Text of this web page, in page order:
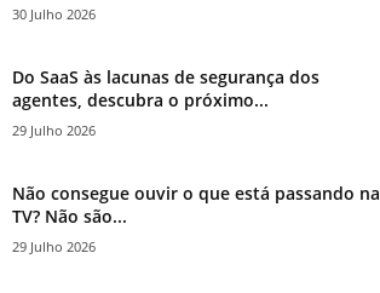
30 Julho 2026
Do SaaS às lacunas de segurança dos
agentes, descubra o próximo...
29 Julho 2026
Não consegue ouvir o que está passando na
TV? Não são...
29 Julho 2026